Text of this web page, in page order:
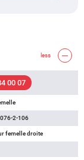
less
00 07
2-106
femelle droite